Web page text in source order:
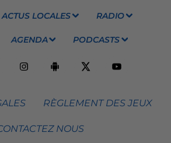
ACTUS LOCALES RADIO
AGENDA PODCASTS
RÈGLEMENT DES JEUX
NOUS